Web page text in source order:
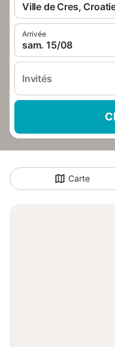
Ville de Cres,
Arrivée
sam. 15/08
Invités
Carte